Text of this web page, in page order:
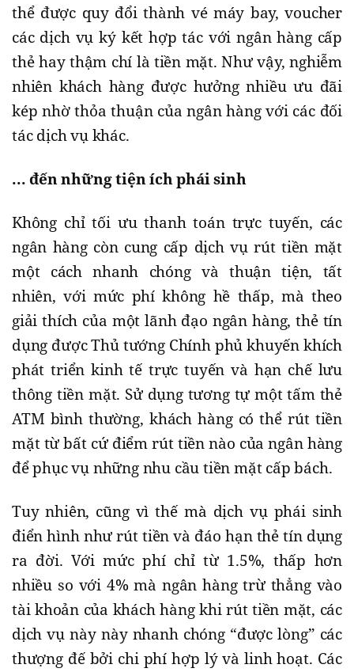
thể được quy đổi thành vé máy bay, voucher
các dịch vụ ký kết hợp tác với ngân hàng cấp
thẻ hay thậm chí là tiền mặt. Như vậy, nghiễm
nhiên khách hàng được hưởng nhiều ưu đãi
kép nhờ thỏa thuận của ngân hàng với các đối
tác dịch vụ khác.
... đến những tiện ích phái sinh
Không chỉ tối ưu thanh toán trực tuyến, các
ngân hàng còn cung cấp dịch vụ rút tiền mặt
một cách nhanh chóng và thuận tiện, tất
nhiên, với mức phí không hề thấp, mà theo
giải thích của một lãnh đạo ngân hàng, thẻ tín
dụng được Thủ tướng Chính phủ khuyến khích
phát triển kinh tế trực tuyến và hạn chế lưu
thông tiền mặt. Sử dụng tương tự một tấm thẻ
ATM bình thường, khách hàng có thể rút tiền
mặt từ bất cứ điểm rút tiền nào của ngân hàng
để phục vụ những nhu cầu tiền mặt cấp bách.
Tuy nhiên, cũng vì thế mà dịch vụ phái sinh
điển hình như rút tiền và đáo hạn thẻ tín dụng
ra đời. Với mức phí chỉ từ 1.5%, thấp hơn
nhiều so với 4% mà ngân hàng trừ thẳng vào
tài khoản của khách hàng khi rút tiền mặt, các
dịch vụ này này nhanh chóng “được lòng” các
thượng đế bởi chi phí hợp lý và linh hoạt. Các